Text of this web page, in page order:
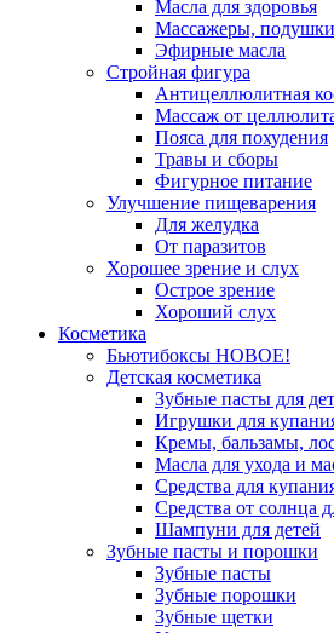
Масла для здоровья
Массажеры, подушки
Эфирные масла
Стройная фигура
Антицеллюлитная
Массаж от
Пояса для похудения
Травы и сборы
Фигурное питание
Улучшение пищеварения
Для желудка
От паразитов
Хорошее зрение и слух
Острое зрение
Хороший слух
Косметика
Бьютибоксы НОВОЕ!
Детская косметика
Зубные пасты для
Игрушки для
Кремы, бальзамы,
Масла для ухода и
Средства для
Средства от солнца
Шампуни для детей
Зубные пасты и порошки
Зубные пасты
Зубные порошки
Зубные щетки